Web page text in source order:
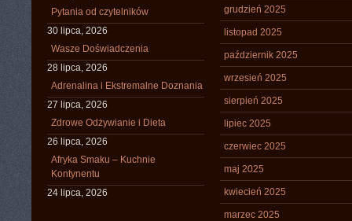
Pytania od czytelników
30 lipca, 2026
Wasze Doświadczenia
28 lipca, 2026
Adrenalina i Ekstremalne Doznania
27 lipca, 2026
Zdrowe Odżywianie i Dieta
26 lipca, 2026
Afryka Smaku – Kuchnie
Kontynentu
24 lipca, 2026
grudzień 2025
listopad 2025
październik 2025
wrzesień 2025
sierpień 2025
lipiec 2025
czerwiec 2025
maj 2025
kwiecień 2025
marzec 2025